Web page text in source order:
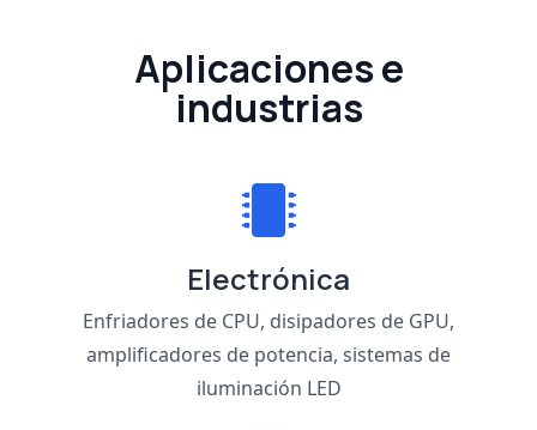
Aplicaciones e
industrias
Electrónica
Enfriadores de CPU, disipadores de GPU,
amplificadores de potencia, sistemas de
iluminación LED